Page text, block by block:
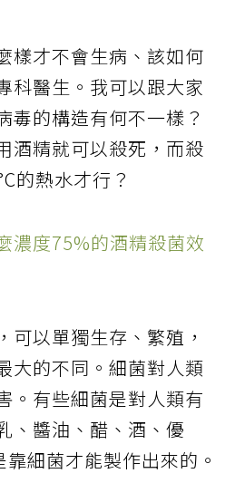
樣才不會生病、該如何
科醫生。我可以跟大家
毒的構造有何不一樣？
酒精就可以殺死，而殺
的熱水才行？
濃度75%的酒精殺菌效
可以單獨生存、繁殖，
大的不同。細菌對人類
。有些細菌是對人類有
、醬油、醋、酒、優
細菌才能製作出來的。